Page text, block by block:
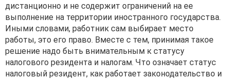
дистанционно и не содержит ограничений на ее
выполнение на территории иностранного государства.
Иными словами, работник сам выбирает место
работы, это его право. Вместе с тем, принимая такое
решение надо быть внимательным к статусу
налогового резидента и налогам. Что означает статус
налоговый резидент, как работает законодательство и